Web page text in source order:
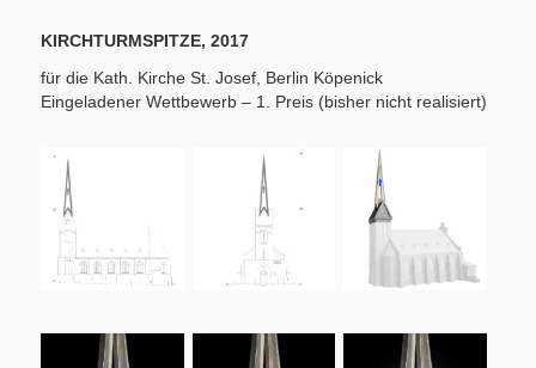
KIRCHTURMSPITZE, 2017
für die Kath. Kirche St. Josef, Berlin Köpenick
Eingeladener Wettbewerb – 1. Preis (bisher nicht realisiert)